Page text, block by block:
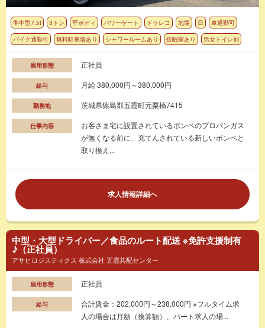
準中型7.5t 3トン 平ボディ パワーゲート ドラレコ 地場 日
車通勤可
バイク通勤可
無料駐車場あり シャワールームあり 仮眠室あり 男女トイレ別
雇用形態 正社員
給与 月給 380,000円～380,000円
勤務地 茨城県猿島郡五霞町元栗橋7415
仕事内容
お客さま宅に設置されているボンベのプロパンガス
が無くなる前に、充てんされている新しいボンベと
取り換え...
求人情報詳細へ
中型・大型ドライバー／食品のルート配送 ※免許支援制有
♪（正社員）
アサヒロジスティクス 株式会社 五霞共配センター
雇用形態 正社員
給与
合計賃金：202,000円～238,000円 ※フルタイム求
人の場合は月額（換算額）、パート求人の場...